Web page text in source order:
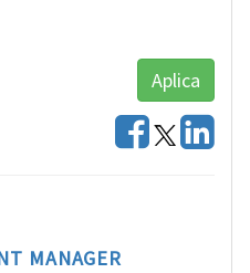
Aplica
MANAGER